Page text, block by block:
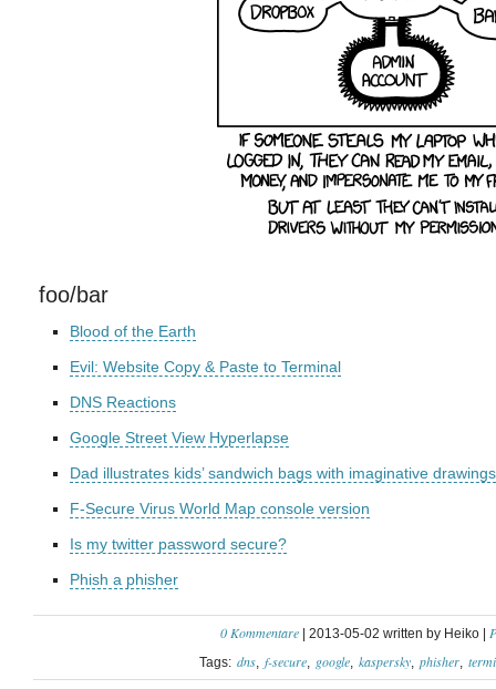
foo/bar
Blood of the Earth
Evil: Website Copy & Paste to Terminal
DNS Reactions
Google Street View Hyperlapse
Dad illustrates kids’ sandwich bags with imaginative drawings
F-Secure Virus World Map console version
Is my twitter password secure?
Phish a phisher
0 Kommentare | 2013-05-02 written by Heiko |
Tags: dns f-secure google kaspersky phisher